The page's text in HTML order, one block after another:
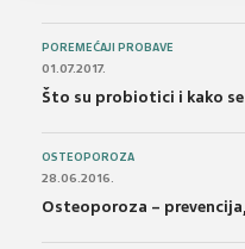
POREMEĆAJI PROBAVE
01.07.2017.
Što su probiotici i kako
OSTEOPOROZA
28.06.2016.
Osteoporoza –